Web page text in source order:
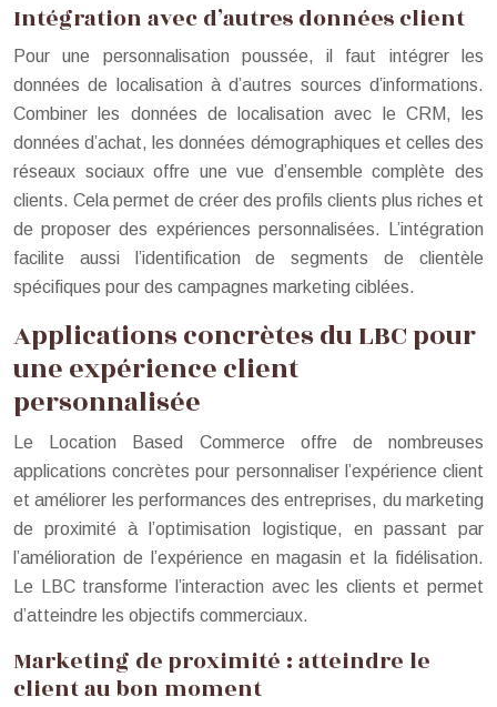
Intégration avec d’autres données client
Pour une personnalisation poussée, il faut intégrer les
données de localisation à d’autres sources d’informations.
Combiner les données de localisation avec le CRM, les
données d’achat, les données démographiques et celles des
réseaux sociaux offre une vue d’ensemble complète des
clients. Cela permet de créer des profils clients plus riches et
de proposer des expériences personnalisées. L’intégration
facilite aussi l’identification de segments de clientèle
spécifiques pour des campagnes marketing ciblées.
Applications concrètes du LBC pour
une expérience client
personnalisée
Le Location Based Commerce offre de nombreuses
applications concrètes pour personnaliser l’expérience client
et améliorer les performances des entreprises, du marketing
de proximité à l’optimisation logistique, en passant par
l’amélioration de l’expérience en magasin et la fidélisation.
Le LBC transforme l’interaction avec les clients et permet
d’atteindre les objectifs commerciaux.
Marketing de proximité : atteindre le
client au bon moment